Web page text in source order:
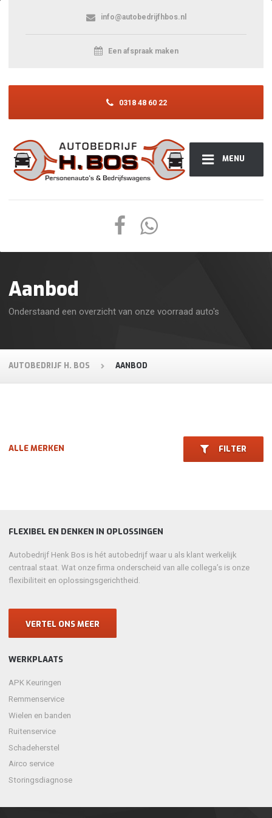
MENU
info@autobedrijfhbos.nl
Een afspraak maken
0318 48 60 22
Aanbod
Onderstaand een overzicht van onze voorraad auto's
AUTOBEDRIJF H. BOS AANBOD
FILTER
ALLE MERKEN
FLEXIBEL EN DENKEN IN OPLOSSINGEN
Autobedrijf Henk Bos is hét autobedrijf waar u als klant werkelijk
centraal staat. Wat onze firma onderscheid van alle collega’s is onze
flexibiliteit en oplossingsgerichtheid.
VERTEL ONS MEER
WERKPLAATS
APK Keuringen
Remmenservice
Wielen en banden
Ruitenservice
Schadeherstel
Airco service
Storingsdiagnose